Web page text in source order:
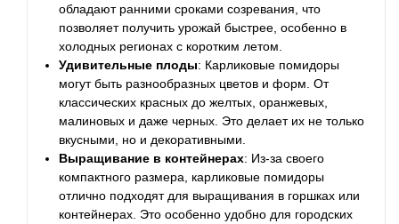
обладают ранними сроками созревания, что
позволяет получить урожай быстрее, особенно в
холодных регионах с коротким летом.
Удивительные плоды: Карликовые помидоры
могут быть разнообразных цветов и форм. От
классических красных до желтых, оранжевых,
малиновых и даже черных. Это делает их не только
вкусными, но и декоративными.
Выращивание в контейнерах: Из-за своего
компактного размера, карликовые помидоры
отлично подходят для выращивания в горшках или
контейнерах. Это особенно удобно для городских